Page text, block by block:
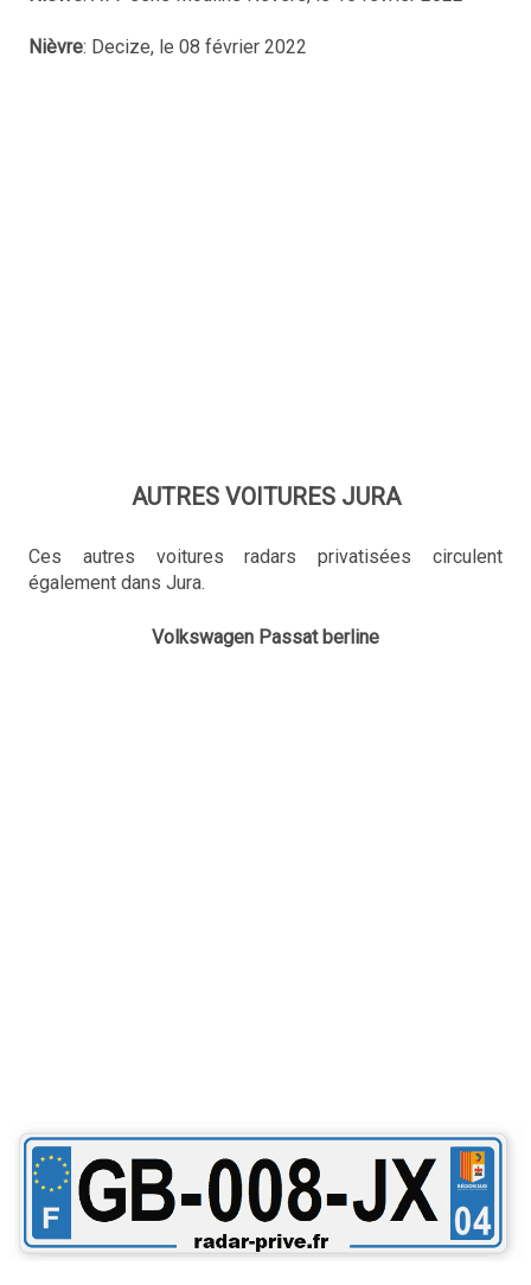
Nièvre: Decize, le 08 février 2022
AUTRES VOITURES JURA
Ces autres voitures radars privatisées circulent
également dans Jura.
Volkswagen Passat berline